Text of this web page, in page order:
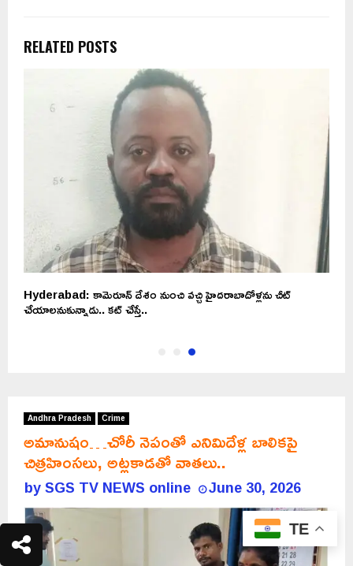
RELATED POSTS
Hyderabad: కామెరూన్ దేశం నుంచి వచ్చి హైదరాబాదోళ్లను చీట్
చేయాలనుకున్నాడు.. కట్ చేస్తే..
Andhra Pradesh Crime
అమానుషం…చోరీ నెపంతో ఎనిమిదేళ్ల బాలికపై
చిత్రహింసలు, అట్లకాడతో వాతలు..
bySGS TV NEWS online June 30, 2026
TE